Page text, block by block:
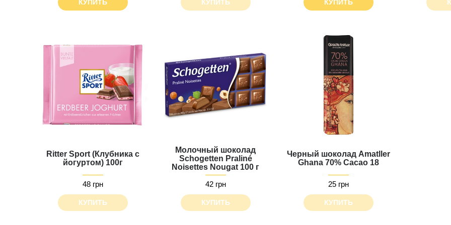
КУПИТЬ КУПИТЬ КУПИТЬ
Ritter Sport (Клубника с
йогуртом) 100г
48 грн
КУПИТЬ
Молочный шоколад
Schogetten Praliné
Noisettes Nougat 100 г
42 грн
КУПИТЬ
Черный шоколад Amatller
Ghana 70% Cacao 18
25 грн
КУПИТЬ